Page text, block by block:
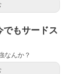
もサードス
なんか？